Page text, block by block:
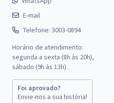
E-mail
Telefone: 3003-0894
Horário de atendimento:
segunda a sexta (8h às 20h),
sábado (9h às 13h).
Foi aprovado?
Envie-nos a sua história!